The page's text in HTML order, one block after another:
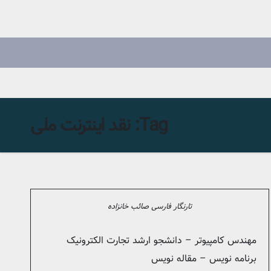
Tag: نقد اینترنت ملی
تارنگار فارسی صائب خانزاده
مهندس کامپیوتر – دانشجو ارشد تجارت الکترونیک
برنامه نویس – مقاله نویس